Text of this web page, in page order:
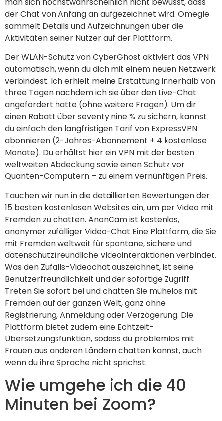
der Chat von Anfang an aufgezeichnet wird. Omegle
sammelt Details und Aufzeichnungen über die
Aktivitäten seiner Nutzer auf der Plattform.
Der WLAN-Schutz von CyberGhost aktiviert das VPN
automatisch, wenn du dich mit einem neuen Netzwerk
verbindest. Ich erhielt meine Erstattung innerhalb von
three Tagen nachdem ich sie über den Live-Chat
angefordert hatte (ohne weitere Fragen). Um dir
einen Rabatt über seventy nine % zu sichern, kannst
du einfach den langfristigen Tarif von ExpressVPN
abonnieren (2-Jahres-Abonnement + 4 kostenlose
Monate). Du erhältst hier ein VPN mit der besten
weltweiten Abdeckung sowie einen Schutz vor
Quanten-Computern – zu einem vernünftigen Preis.
Tauchen wir nun in die detaillierten Bewertungen der
15 besten kostenlosen Websites ein, um per Video mit
Fremden zu chatten. AnonCam ist kostenlos,
anonymer zufälliger Video-Chat Eine Plattform, die Sie
mit Fremden weltweit für spontane, sichere und
datenschutzfreundliche Videointeraktionen verbindet.
Was den Zufalls-Videochat auszeichnet, ist seine
Benutzerfreundlichkeit und der sofortige Zugriff.
Treten Sie sofort bei und chatten Sie mühelos mit
Fremden auf der ganzen Welt, ganz ohne
Registrierung, Anmeldung oder Verzögerung. Die
Plattform bietet zudem eine Echtzeit-
Übersetzungsfunktion, sodass du problemlos mit
Frauen aus anderen Ländern chatten kannst, auch
wenn du ihre Sprache nicht sprichst.
Wie umgehe ich die 40
Minuten bei Zoom?